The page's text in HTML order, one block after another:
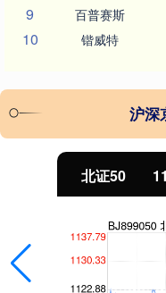
9 百普赛斯
10 锴威特
沪深
北证50